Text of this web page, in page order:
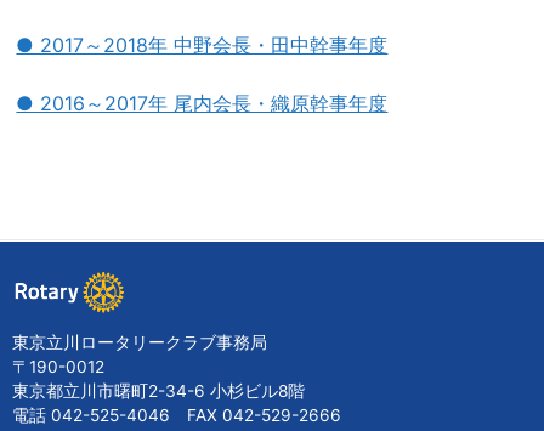
● 2017～2018年 中野会長・田中幹事年度
● 2016～2017年 尾内会長・織原幹事年度
東京立川ロータリークラブ事務局
〒190-0012
東京都立川市曙町2-34-6 小杉ビル8階
電話 042-525-4046 FAX 042-529-2666